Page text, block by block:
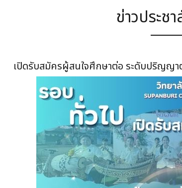
ข่าวประช
เปิดรับสมัครผู้สนใจศึกษาต่อ ระดับปริญญ